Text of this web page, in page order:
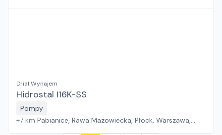
Drial Wynajem
Hidrostal I16K-SS
Pompy
+7 km Pabianice, Rawa Mazowiecka, Płock, Warszawa,